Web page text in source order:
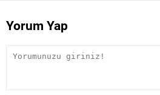
Yorum Yap